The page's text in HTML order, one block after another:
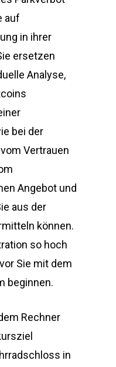
auf
in ihrer
ersetzen
Analyse,
bei der
Vertrauen
Angebot und
aus der
können.
so hoch
Sie mit dem
beginnen.
Rechner
in